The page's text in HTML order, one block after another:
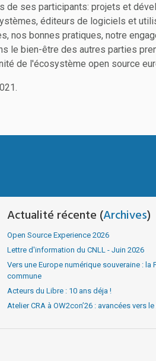
de ses participants: projets et
éditeurs de logiciels et
nos bonnes pratiques, notre
le bien-être des autres parties
de l'écosystème open source
Actualité récente (Archives)
Open Source Experience 2026
Lettre d'information du CNLL - Juin 2026
Vers une Europe numérique souveraine :
commune
Acteurs du Libre : 10 ans déja !
Atelier CRA à OW2con’26 : avancées vers